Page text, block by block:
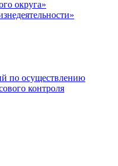
округа»
по осуществлению
контроля